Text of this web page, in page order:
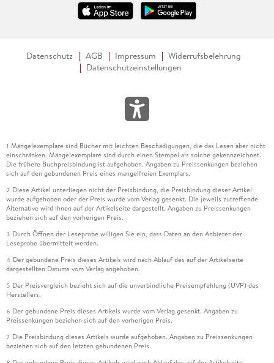
Datenschutz AGB Impressum
Widerrufsbelehrung
Datenschutzeinstellungen
1 Mängelexemplare sind Bücher mit leichten Beschädigungen, die das Lesen aber nicht
einschränken. Mängelexemplare sind durch einen Stempel als solche gekennzeichnet.
Die frühere Buchpreisbindung ist aufgehoben. Angaben zu Preissenkungen beziehen
sich auf den gebundenen Preis eines mangelfreien Exemplars.
2 Diese Artikel unterliegen nicht der Preisbindung, die Preisbindung dieser Artikel
wurde aufgehoben oder der Preis wurde vom Verlag gesenkt. Die jeweils zutreffende
Alternative wird Ihnen auf der Artikelseite dargestellt. Angaben zu Preissenkungen
beziehen sich auf den vorherigen Preis.
3 Durch Öffnen der Leseprobe willigen Sie ein, dass Daten an den Anbieter der
Leseprobe übermittelt werden.
4 Der gebundene Preis dieses Artikels wird nach Ablauf des auf der Artikelseite
dargestellten Datums vom Verlag angehoben.
5 Der Preisvergleich bezieht sich auf die unverbindliche Preisempfehlung (UVP) des
Herstellers.
6 Der gebundene Preis dieses Artikels wurde vom Verlag gesenkt. Angaben zu
Preissenkungen beziehen sich auf den vorherigen Preis.
7 Die Preisbindung dieses Artikels wurde aufgehoben. Angaben zu Preissenkungen
beziehen sich auf den letzten gebundenen Preis.